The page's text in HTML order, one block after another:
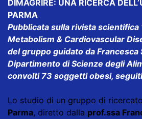
DIMAGRIRE: UNA RICERCA
PARMA
Pubblicata sulla rivista scientifica
Metabolism & Cardiovascular
del gruppo guidato da Francesca
Dipartimento di Scienze degli
convolti 73 soggetti obesi,
Lo studio di un gruppo di
Parma, diretto dalla prof.ssa